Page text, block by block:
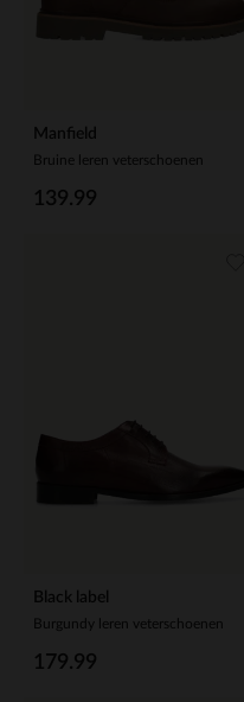
Manfield
Bruine leren veterschoenen
139.99
Black label
Burgundy leren veterschoenen
179.99